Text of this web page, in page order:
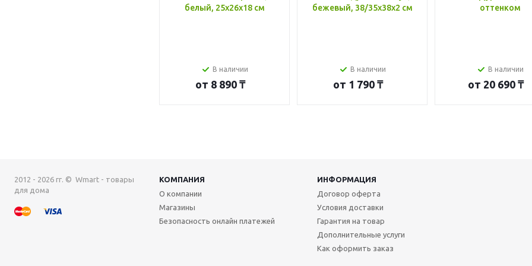
белый, 25x26x18 см
В наличии
от 8 890 ₸
бежевый, 38/35x38x2 см
В наличии
от 1 790 ₸
оттенком
В наличии
от 20 690 ₸
2012 - 2026 гг. © Wmart - товары
для дома
КОМПАНИЯ
ИНФОРМАЦИЯ
О компании
Магазины
Безопасность онлайн платежей
Договор оферта
Условия доставки
Гарантия на товар
Дополнительные услуги
Как оформить заказ